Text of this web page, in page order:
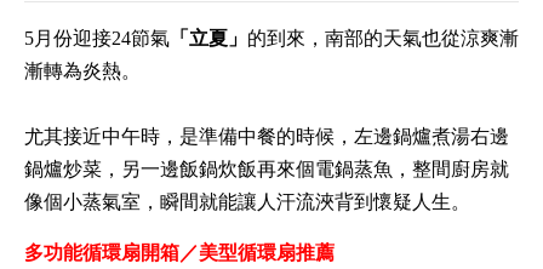
5月份迎接24節氣 「立夏」 的到來，南部的天氣也從涼爽漸
漸轉為炎熱。
尤其接近中午時，是準備中餐的時候，左邊鍋爐煮湯右邊
鍋爐炒菜，另一邊飯鍋炊飯再來個電鍋蒸魚，整間廚房就
像個小蒸氣室，瞬間就能讓人汗流浹背到懷疑人生。
多功能循環扇開箱／美型循環扇推薦